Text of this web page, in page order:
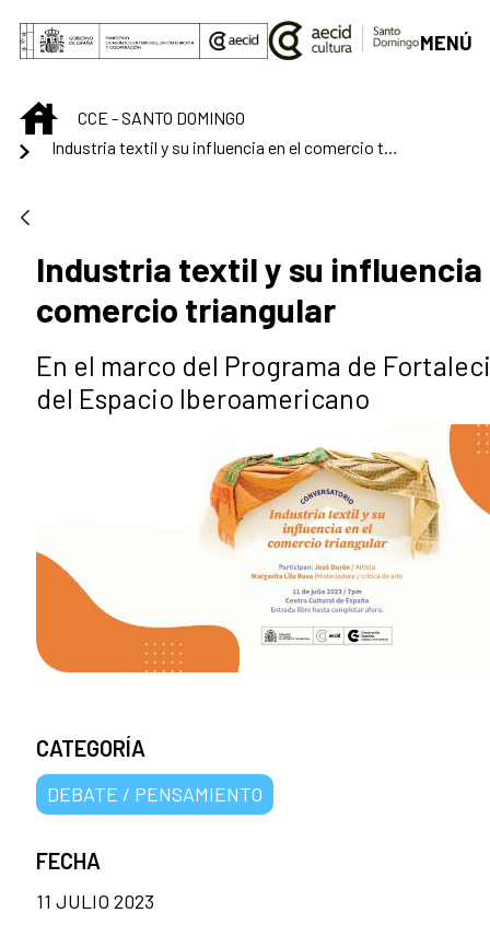
Saltar al contenido principal
MENÚ
INICIOCCE - SANTO DOMINGO
Industria textil y su influencia en el comercio triangular
Industria textil y su influencia
comercio triangular
En el marco del Programa de
del Espacio Iberoamericano
CATEGORÍA
DEBATE / PENSAMIENTO
FECHA
11 JULIO 2023